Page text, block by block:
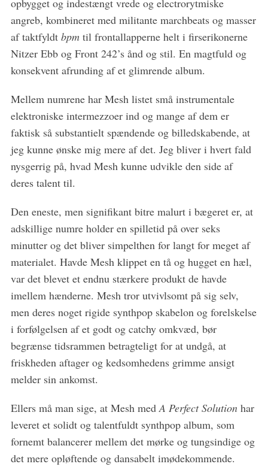
opbygget og indestængt vrede og electrorytmiske
angreb, kombineret med militante marchbeats og masser
af taktfyldt bpmtil frontallapperne helt i firserikonerne
Nitzer Ebb og Front 242’s ånd og stil. En magtfuld og
konsekvent afrunding af et glimrende album.
Mellem numrene har Mesh listet små instrumentale
elektroniske intermezzoer ind og mange af dem er
faktisk så substantielt spændende og billedskabende, at
jeg kunne ønske mig mere af det. Jeg bliver i hvert fald
nysgerrig på, hvad Mesh kunne udvikle den side af
deres talent til.
Den eneste, men signifikant bitre malurt i bægeret er, at
adskillige numre holder en spilletid på over seks
minutter og det bliver simpelthen for langt for meget af
materialet. Havde Mesh klippet en tå og hugget en hæl,
var det blevet et endnu stærkere produkt de havde
imellem hænderne. Mesh tror utvivlsomt på sig selv,
men deres noget rigide synthpop skabelon og forelskelse
i forfølgelsen af et godt og catchy omkvæd, bør
begrænse tidsrammen betragteligt for at undgå, at
friskheden aftager og kedsomhedens grimme ansigt
melder sin ankomst.
Ellers må man sige, at Mesh medA Perfect Solutionhar
leveret et solidt og talentfuldt synthpop album, som
fornemt balancerer mellem det mørke og tungsindige og
det mere opløftende og dansabelt imødekommende.